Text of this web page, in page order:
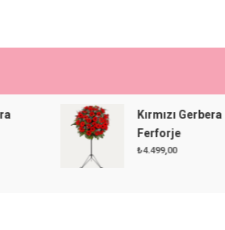
Kırmızı Gerbera
Ferforje
4.499,00